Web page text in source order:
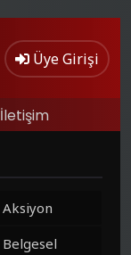
Üye Girişi
İletişim
Aksiyon
Belgesel